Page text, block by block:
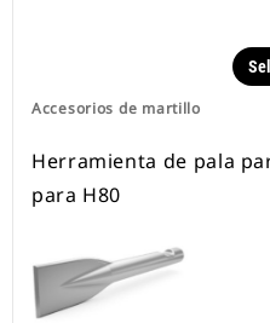
Accesorios de martillo
Herramienta de pala
para H80